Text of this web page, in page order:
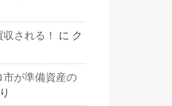
される！ に ク
市が準備資産の